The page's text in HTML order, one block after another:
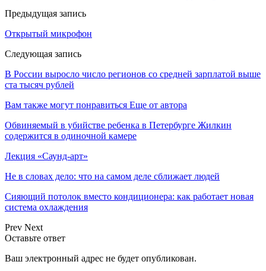
Предыдущая запись
Открытый микрофон
Следующая запись
В России выросло число регионов со средней зарплатой выше
ста тысяч рублей
Вам также могут понравиться Еще от автора
Обвиняемый в убийстве ребенка в Петербурге Жилкин
содержится в одиночной камере
Лекция «Саунд-арт»
Не в словах дело: что на самом деле сближает людей
Сияющий потолок вместо кондиционера: как работает новая
система охлаждения
Prev Next
Оставьте ответ
Ваш электронный адрес не будет опубликован.